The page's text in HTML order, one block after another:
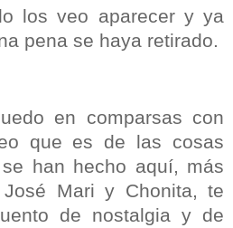
los veo aparecer y ya
pena se haya retirado.
en comparsas con
que es de las cosas
han hecho aquí, más
Mari y Chonita, te
de nostalgia y de